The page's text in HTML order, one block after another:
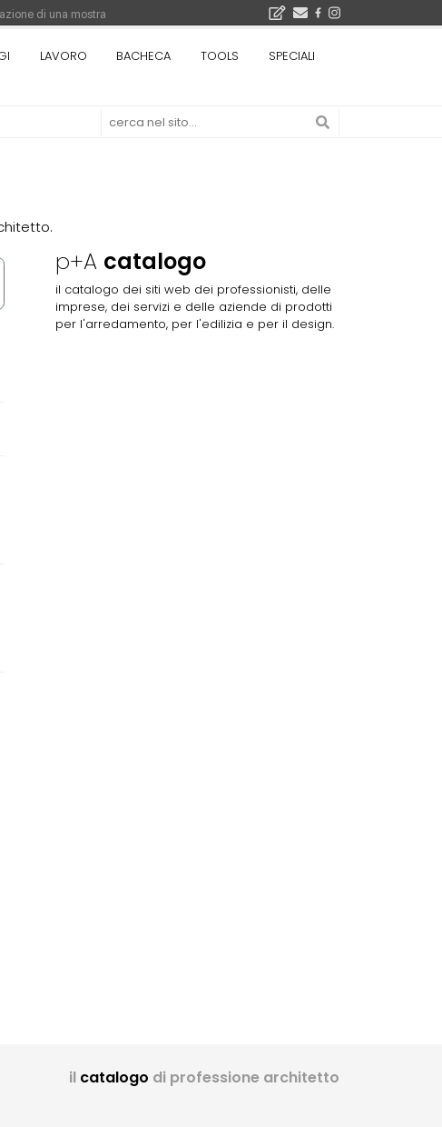
LAVORO BACHECA TOOLS SPECIALI
p+A catalogo
il catalogo dei siti web dei professionisti, delle
imprese, dei servizi e delle aziende di prodotti
per l'arredamento, per l'edilizia e per il design.
il catalogo di professione architetto
di una mostra
di 5.000 euro